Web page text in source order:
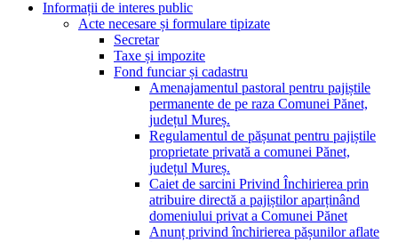
Informații de interes public
Acte necesare și formulare tipizate
Secretar
Taxe și impozite
Fond funciar și cadastru
Amenajamentul pastoral pentru pajiștile
permanente de pe raza Comunei Pănet,
județul Mureș.
Regulamentul de pășunat pentru pajiștile
proprietate privată a comunei Pănet,
județul Mureș.
Caiet de sarcini Privind Închirierea prin
atribuire directă a pajiștilor aparținând
domeniului privat a Comunei Pănet
Anunț privind închirierea pășunilor aflate